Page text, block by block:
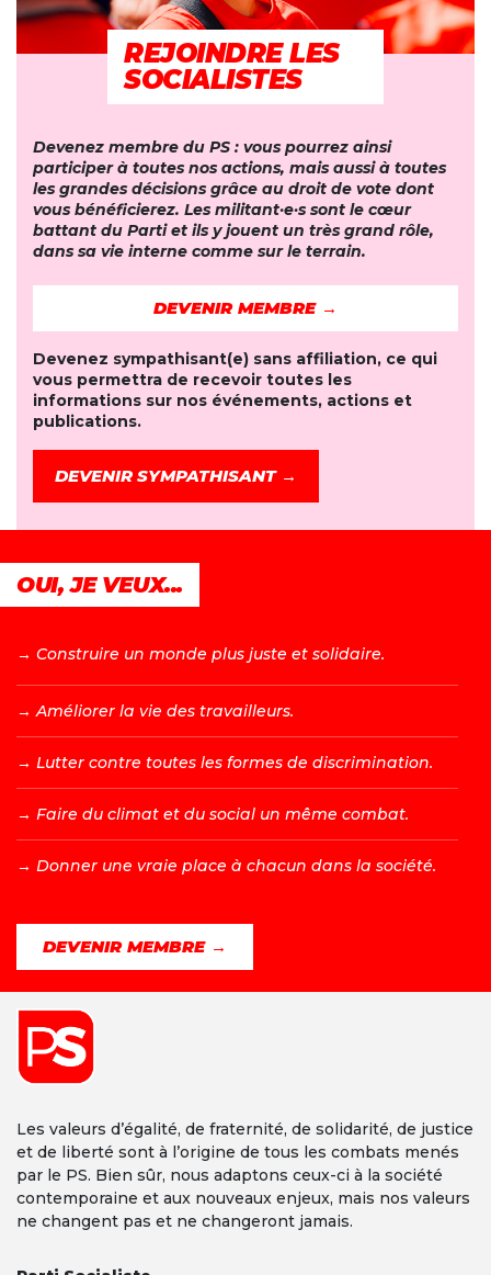
REJOINDRE LES
SOCIALISTES
Devenez membre du PS : vous pourrez ainsi
participer à toutes nos actions, mais aussi à toutes
les grandes décisions grâce au droit de vote dont
vous bénéficierez. Les militant·e·s sont le cœur
battant du Parti et ils y jouent un très grand rôle,
dans sa vie interne comme sur le terrain.
DEVENIR MEMBRE →
Devenez sympathisant(e) sans affiliation, ce qui
vous permettra de recevoir toutes les
informations sur nos événements, actions et
publications.
DEVENIR SYMPATHISANT →
Les valeurs d’égalité, de fraternité, de solidarité, de justice
et de liberté sont à l’origine de tous les combats menés
par le PS. Bien sûr, nous adaptons ceux-ci à la société
contemporaine et aux nouveaux enjeux, mais nos valeurs
ne changent pas et ne changeront jamais.
OUI, JE VEUX...
→ Construire un monde plus juste et solidaire.
→ Améliorer la vie des travailleurs.
→ Lutter contre toutes les formes de discrimination.
→ Faire du climat et du social un même combat.
→ Donner une vraie place à chacun dans la société.
DEVENIR MEMBRE →